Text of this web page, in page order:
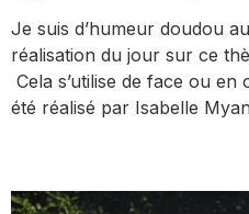
Je suis d’humeur doudou
réalisation du jour sur ce
Cela s’utilise de face ou
été réalisé par Isabelle